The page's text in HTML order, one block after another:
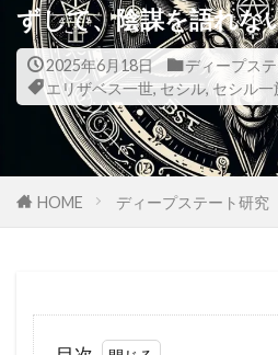
ずして、陰謀を語れな
2025年6月18日
ディープス
エリザベス一世, セシル, セシル一
HOME ディープステート研究
300人委員会 帯状疱疹
建築基準法
幸福実現党
平和都市条例
平和の殿
帰化の履歴
帰化
岸田総理
岸信介
定期接種
宗教 安
新型コロナウイルス
新
敵国条項